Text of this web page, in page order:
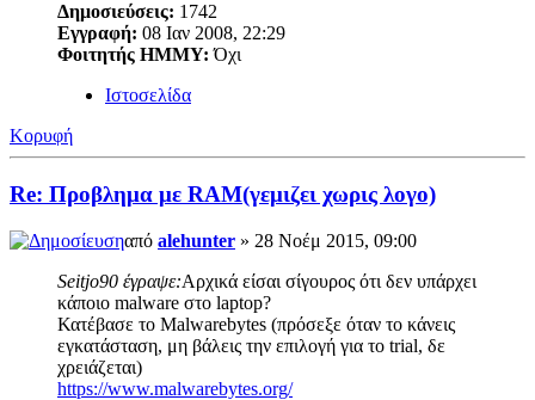
Δημοσιεύσεις: 1742
Εγγραφή: 08 Ιαν 2008, 22:29
Φοιτητής ΗΜΜΥ: Όχι
Ιστοσελίδα
Κορυφή
Re: Προβλημα με RAM(γεμιζει χωρις λογο)
από alehunter » 28 Νοέμ 2015, 09:00
Seitjo90 έγραψε:Αρχικά είσαι σίγουρος ότι δεν υπάρχει
κάποιο malware στο laptop?
Κατέβασε το Malwarebytes (πρόσεξε όταν το κάνεις
εγκατάσταση, μη βάλεις την επιλογή για το trial, δε
χρειάζεται)
https://www.malwarebytes.org/